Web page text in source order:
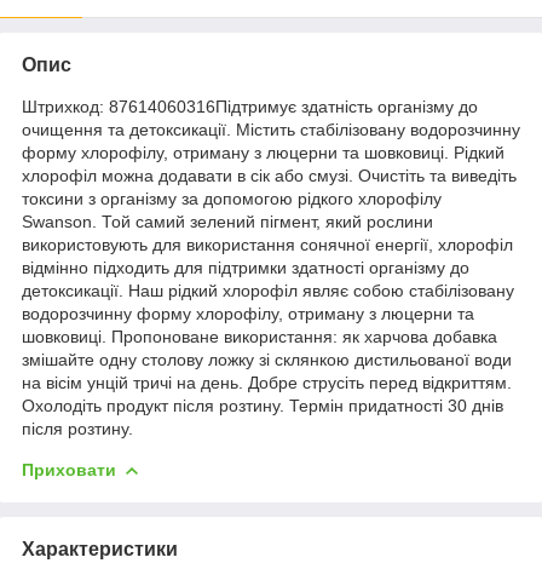
Опис
Штрихкод: 87614060316Підтримує здатність організму до
очищення та детоксикації. Містить стабілізовану водорозчинну
форму хлорофілу, отриману з люцерни та шовковиці. Рідкий
хлорофіл можна додавати в сік або смузі. Очистіть та виведіть
токсини з організму за допомогою рідкого хлорофілу
Swanson. Той самий зелений пігмент, який рослини
використовують для використання сонячної енергії, хлорофіл
відмінно підходить для підтримки здатності організму до
детоксикації. Наш рідкий хлорофіл являє собою стабілізовану
водорозчинну форму хлорофілу, отриману з люцерни та
шовковиці. Пропоноване використання: як харчова добавка
змішайте одну столову ложку зі склянкою дистильованої води
на вісім унцій тричі на день. Добре струсіть перед відкриттям.
Охолодіть продукт після розтину. Термін придатності 30 днів
після розтину.
Приховати
Характеристики